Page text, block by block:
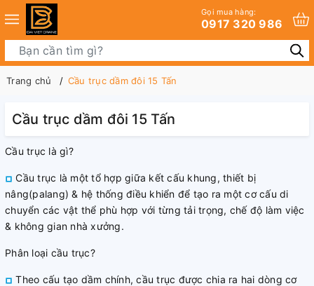
Gọi mua hàng:
0917 320 986
Trang chủ Cầu trục dầm đôi 15 Tấn
Cầu trục dầm đôi 15 Tấn
Cầu trục là gì?
Cầu trục là một tổ hợp giữa kết cấu khung, thiết bị
nâng(palang) & hệ thống điều khiển để tạo ra một cơ cấu di
chuyển các vật thể phù hợp với từng tải trọng, chế độ làm việc
& không gian nhà xưởng.
Phân loại cầu trục?
Theo cấu tạo dầm chính, cầu trục được chia ra hai dòng cơ